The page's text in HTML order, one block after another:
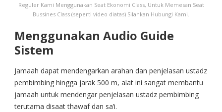
Reguler Kami Menggunakan Seat Ekonomi Class, Untuk Memesan Seat
Bussines Class (seperti video diatas) Silahkan Hubungi Kami.
Menggunakan Audio Guide
Sistem
Jamaah dapat mendengarkan arahan dan penjelasan ustadz
pembimbing hingga jarak 500 m, alat ini sangat membantu
jamaah untuk mendengar penjelasan ustadz pembimbing
terutama disaat thawaf dan sa’i.